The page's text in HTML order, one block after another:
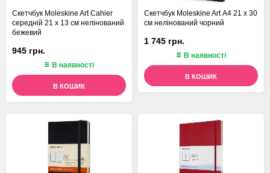
Скетчбук Moleskine Art Cahier
середній 21 х 13 см нелінований
бежевий
945 грн.
В наявності
В КОШИК
Скетчбук Moleskine Art А4 21 х 30
см нелінований чорний
1 745 грн.
В наявності
В КОШИК